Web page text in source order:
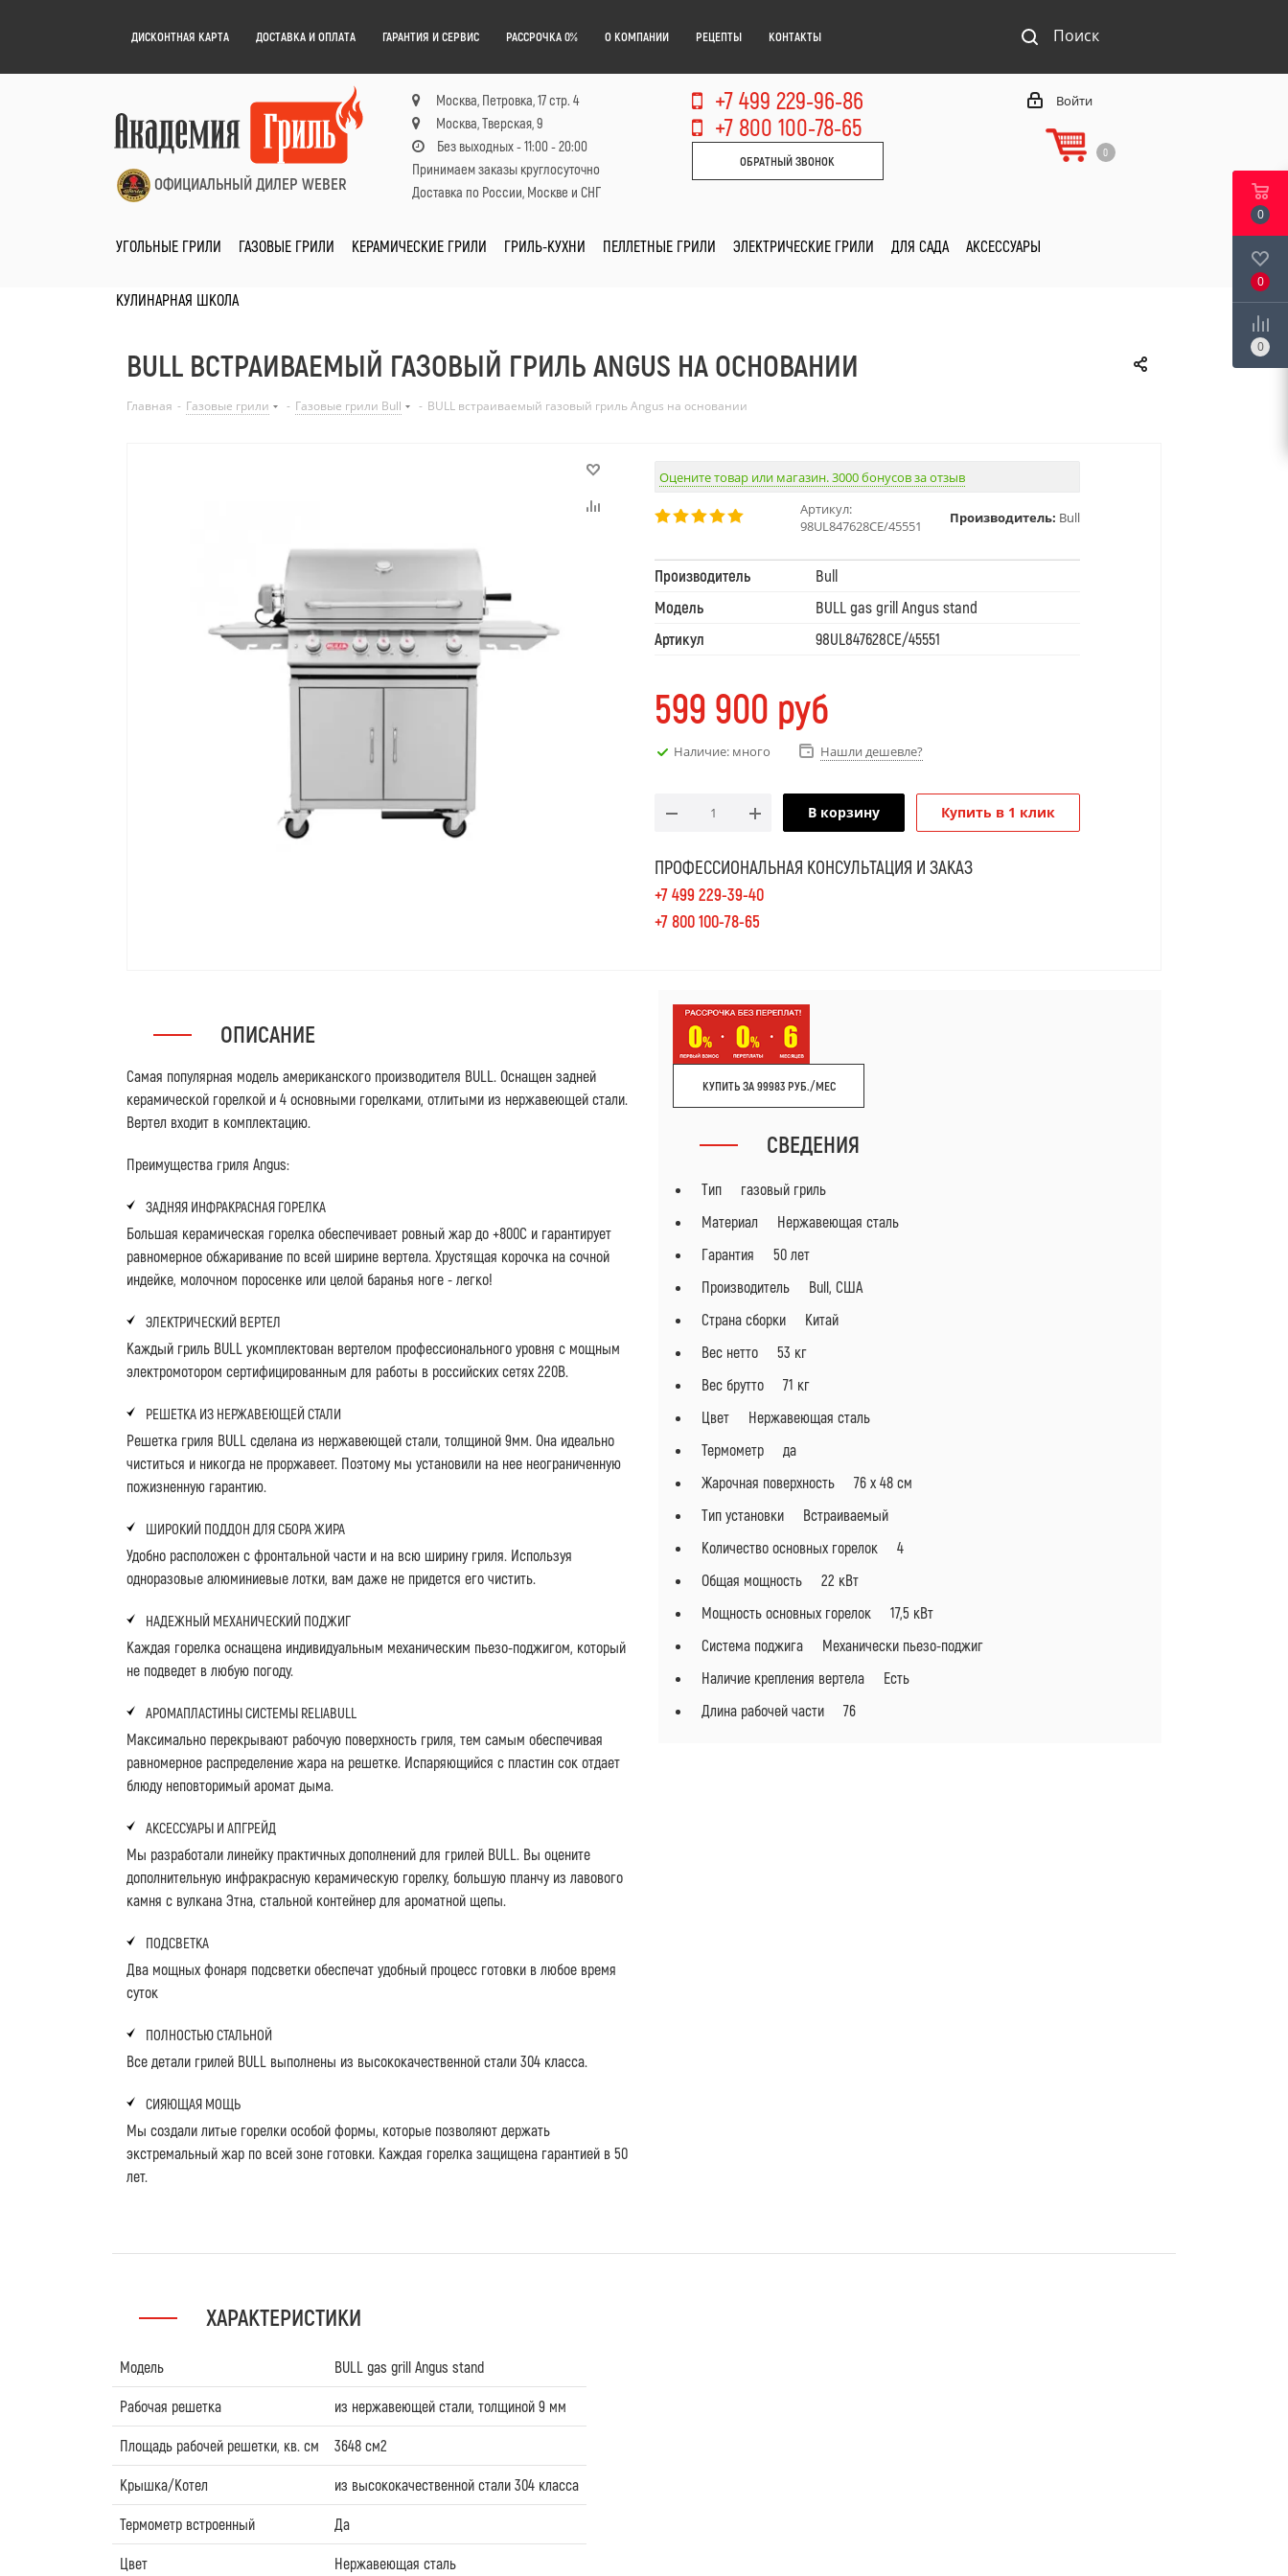
ДИСКОНТНАЯ КАРТА ДОСТАВКА И ОПЛАТА ГАРАНТИЯ И СЕРВИС РАССРОЧКА 0% О КОМПАНИИ РЕЦЕПТЫ КОНТАКТЫ Поиск
ОФИЦИАЛЬНЫЙ ДИЛЕР WEBER
Москва, Петровка, 17 стр. 4
Москва, Тверская, 9
Без выходных - 11:00 - 20:00
Принимаем заказы круглосуточно
Доставка по России, Москве и СНГ
+7 499 229-96-86
+7 800 100-78-65
ОБРАТНЫЙ ЗВОНОК
Войти
0
УГОЛЬНЫЕ ГРИЛИ ГАЗОВЫЕ ГРИЛИ КЕРАМИЧЕСКИЕ ГРИЛИ ГРИЛЬ-КУХНИ ПЕЛЛЕТНЫЕ ГРИЛИ ЭЛЕКТРИЧЕСКИЕ ГРИЛИ ДЛЯ САДА АКСЕССУАРЫ
КУЛИНАРНАЯ ШКОЛА
BULL ВСТРАИВАЕМЫЙ ГАЗОВЫЙ ГРИЛЬ ANGUS НА ОСНОВАНИИ
Главная - Газовые грили - Газовые грили Bull - BULL встраиваемый газовый гриль Angus на основании
Оцените товар или магазин. 3000 бонусов за отзыв
Артикул:
98UL847628CE/45551
Производитель: Bull
Производитель
Bull
Модель
BULL gas grill Angus stand
Артикул
98UL847628CE/45551
599 900 руб
Наличие: много Нашли дешевле?
В корзину Купить в 1 клик
ПРОФЕССИОНАЛЬНАЯ КОНСУЛЬТАЦИЯ И ЗАКАЗ
+7 499 229-39-40
+7 800 100-78-65
ОПИСАНИЕ
Самая популярная модель американского производителя BULL. Оснащен задней
керамической горелкой и 4 основными горелками, отлитыми из нержавеющей стали.
Вертел входит в комплектацию.
Преимущества гриля Angus:
ЗАДНЯЯ ИНФРАКРАСНАЯ ГОРЕЛКА
Большая керамическая горелка обеспечивает ровный жар до +800С и гарантирует
равномерное обжаривание по всей ширине вертела. Хрустящая корочка на сочной
индейке, молочном поросенке или целой баранья ноге - легко!
ЭЛЕКТРИЧЕСКИЙ ВЕРТЕЛ
Каждый гриль BULL укомплектован вертелом профессионального уровня с мощным
электромотором сертифицированным для работы в российских сетях 220В.
РЕШЕТКА ИЗ НЕРЖАВЕЮЩЕЙ СТАЛИ
Решетка гриля BULL сделана из нержавеющей стали, толщиной 9мм. Она идеально
чиститься и никогда не проржавеет. Поэтому мы установили на нее неограниченную
пожизненную гарантию.
ШИРОКИЙ ПОДДОН ДЛЯ СБОРА ЖИРА
Удобно расположен с фронтальной части и на всю ширину гриля. Используя
одноразовые алюминиевые лотки, вам даже не придется его чистить.
НАДЕЖНЫЙ МЕХАНИЧЕСКИЙ ПОДЖИГ
Каждая горелка оснащена индивидуальным механическим пьезо-поджигом, который
не подведет в любую погоду.
АРОМАПЛАСТИНЫ СИСТЕМЫ RELIABULL
Максимально перекрывают рабочую поверхность гриля, тем самым обеспечивая
равномерное распределение жара на решетке. Испаряющийся с пластин сок отдает
блюду неповторимый аромат дыма.
АКСЕССУАРЫ И АПГРЕЙД
Мы разработали линейку практичных дополнений для грилей BULL. Вы оцените
дополнительную инфракрасную керамическую горелку, большую планчу из лавового
камня с вулкана Этна, стальной контейнер для ароматной щепы.
ПОДСВЕТКА
Два мощных фонаря подсветки обеспечат удобный процесс готовки в любое время
суток
ПОЛНОСТЬЮ СТАЛЬНОЙ
Все детали грилей BULL выполнены из высококачественной стали 304 класса.
СИЯЮЩАЯ МОЩЬ
Мы создали литые горелки особой формы, которые позволяют держать
экстремальный жар по всей зоне готовки. Каждая горелка защищена гарантией в 50
лет.
КУПИТЬ ЗА 99983 РУБ./МЕС
СВЕДЕНИЯ
Тип газовый гриль
Материал Нержавеющая сталь
Гарантия 50 лет
Производитель Bull, США
Страна сборки Китай
Вес нетто 53 кг
Вес брутто 71 кг
Цвет Нержавеющая сталь
Термометр да
Жарочная поверхность 76 х 48 см
Тип установки Встраиваемый
Количество основных горелок 4
Общая мощность 22 кВт
Мощность основных горелок 17,5 кВт
Система поджига Механически пьезо-поджиг
Наличие крепления вертела Есть
Длина рабочей части 76
ХАРАКТЕРИСТИКИ
Модель BULL gas grill Angus stand
Рабочая решетка из нержавеющей стали, толщиной 9 мм
Площадь рабочей решетки, кв. см 3648 см2
Крышка/Котел из высококачественной стали 304 класса
Термометр встроенный Да
Цвет Нержавеющая сталь
0
0
0